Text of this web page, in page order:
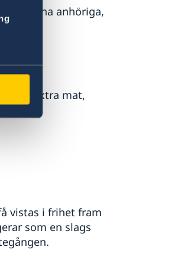
av dina anhöriga,
Extra mat,
vistas i frihet fram
som en slags